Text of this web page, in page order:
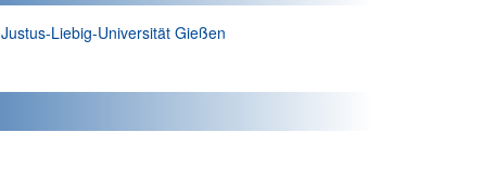
Autor*in:
Justus-Liebig-Universität Gießen